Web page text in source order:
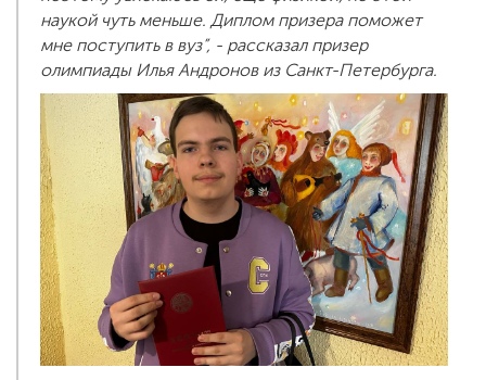
наукой чуть меньше. Диплом призера поможет
мне поступить в вуз”, - рассказал призер
олимпиады Илья Андронов из Санкт-Петербурга.